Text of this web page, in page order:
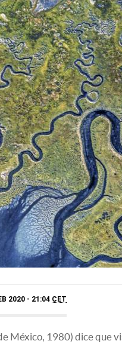
2020 - 21:04 CET
México, 1980) dice que